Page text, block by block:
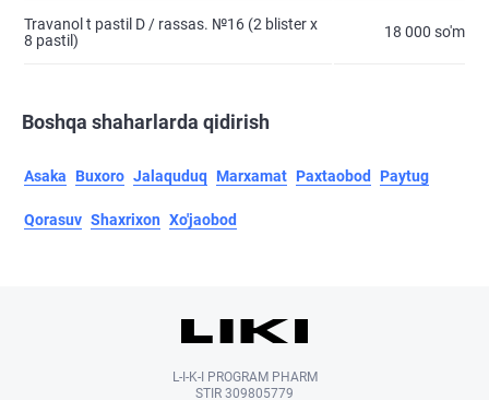
Travanol t pastil D / rassas. №16 (2 blister х
8 pastil)
18 000 so'm
Boshqa shaharlarda qidirish
Asaka Buxoro Jalaquduq Marxamat Paxtaobod Paytug
Qorasuv Shaxrixon Xo'jaobod
L-I-K-I PROGRAM PHARM
STIR 309805779